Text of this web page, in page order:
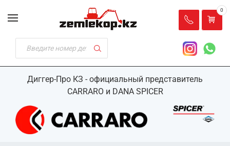
Диггер-Про КЗ - официальный представитель
CARRARO и DANA SPICER
0